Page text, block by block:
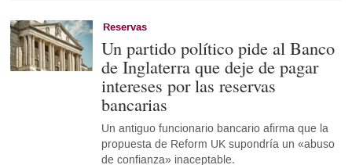
Reservas
Un partido político pide al Banco
de Inglaterra que deje de pagar
intereses por las reservas
bancarias
Un antiguo funcionario bancario afirma que la
propuesta de Reform UK supondría un «abuso
de confianza» inaceptable.